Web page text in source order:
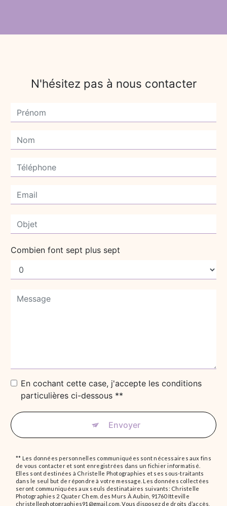
N'hésitez pas à nous contacter
Combien font sept plus sept
En cochant cette case, j'accepte les conditions
particulières ci-dessous **
Envoyer
** Les données personnelles communiquées sont nécessaires aux fins
de vous contacter et sont enregistrées dans un fichier informatisé.
Elles sont destinées à Christelle Photographies et ses sous-traitants
dans le seul but de répondre à votre message. Les données collectées
seront communiquées aux seuls destinataires suivants: Christelle
Photographies 2 Quater Chem. des Murs À Aubin, 91760 Itteville
christellephotographies91@gmail.com. Vous disposez de droits d’accès,